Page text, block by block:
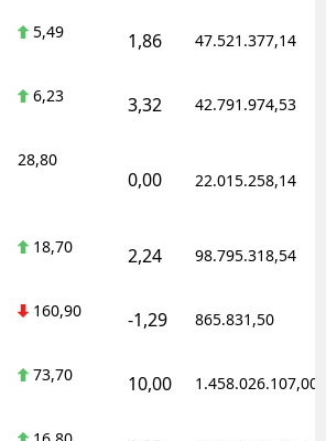
5,49 1,86 47.521.377,14
6,23 3,32 42.791.974,53
28,80
0,00 22.015.258,14
18,70 2,24 98.795.318,54
160,90 -1,29 865.831,50
73,70 10,00 1.458.026.107,00